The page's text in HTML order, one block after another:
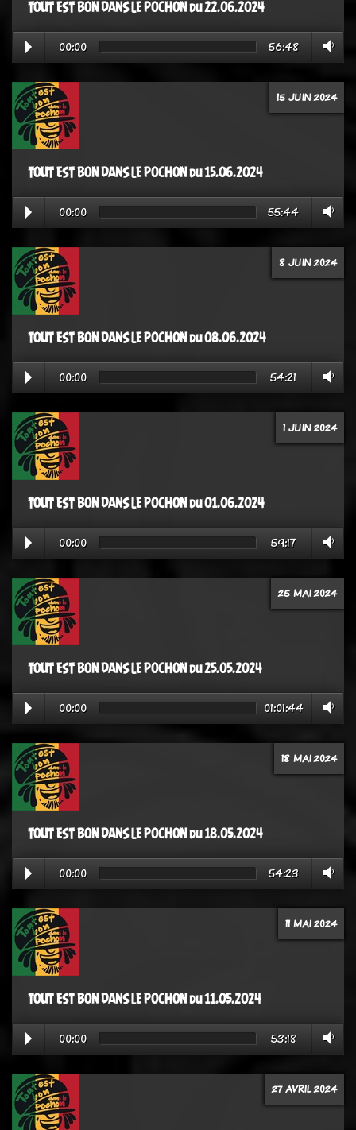
TOUT EST BON DANS LE POCHON du 22.06.2024
00:00 56:48
15 JUIN 2024
TOUT EST BON DANS LE POCHON du 15.06.2024
00:00 55:44
8 JUIN 2024
TOUT EST BON DANS LE POCHON du 08.06.2024
00:00 54:21
1 JUIN 2024
TOUT EST BON DANS LE POCHON du 01.06.2024
00:00 59:17
25 MAI 2024
TOUT EST BON DANS LE POCHON du 25.05.2024
00:00 01:01:44
18 MAI 2024
TOUT EST BON DANS LE POCHON du 18.05.2024
00:00 54:23
11 MAI 2024
TOUT EST BON DANS LE POCHON du 11.05.2024
00:00 53:18
27 AVRIL 2024